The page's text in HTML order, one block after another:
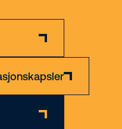
reserved